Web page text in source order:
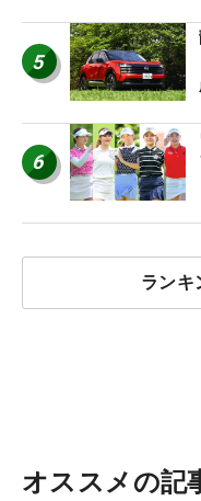
5
6
ランキ
オススメの記